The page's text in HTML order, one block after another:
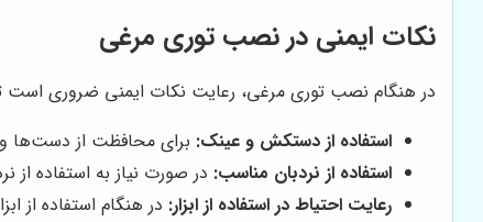
نکات ایمنی در نصب توری مرغی
در هنگام نصب توری مرغی، رعایت نکات ایمنی ضروری است تا
استفاده از دستکش و عینک: برای محافظت از دست‌ها
استفاده از نردبان مناسب: در صورت نیاز به استفاده از
رعایت احتیاط در استفاده از ابزار: در هنگام استفاده از